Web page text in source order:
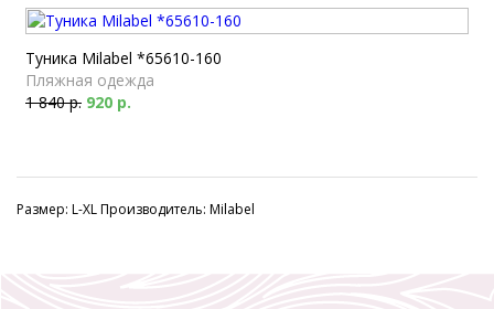
Туника Milabel *65610-160
Пляжная одежда
1 840 р. 920 р.
Размер: L-XL Производитель: Milabel